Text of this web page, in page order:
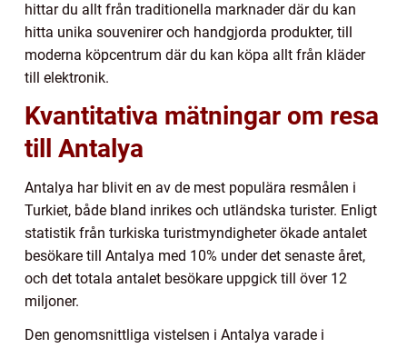
hittar du allt från traditionella marknader där du kan
hitta unika souvenirer och handgjorda produkter, till
moderna köpcentrum där du kan köpa allt från kläder
till elektronik.
Kvantitativa mätningar om resa
till Antalya
Antalya har blivit en av de mest populära resmålen i
Turkiet, både bland inrikes och utländska turister. Enligt
statistik från turkiska turistmyndigheter ökade antalet
besökare till Antalya med 10% under det senaste året,
och det totala antalet besökare uppgick till över 12
miljoner.
Den genomsnittliga vistelsen i Antalya varade i